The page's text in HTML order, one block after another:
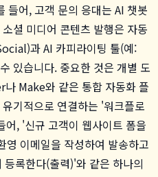
들어, 고객 문의 응대는 AI 챗봇
셜 미디어 콘텐츠 발행은 자동
과 AI 카피라이팅 툴(예:
있습니다. 중요한 것은 개별 도
Make와 같은 통합 자동화 플
기적으로 연결하는 '워크플로
어, '신규 고객이 웹사이트 폼을
영 이메일을 작성하여 발송하고
록한다(출력)'와 같은 하나의